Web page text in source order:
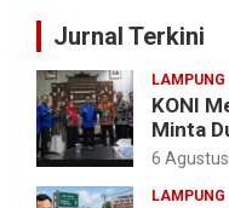
Jurnal Terkini
LAMPUNG
KONI
Minta
Porprov
6
LAMPUNG